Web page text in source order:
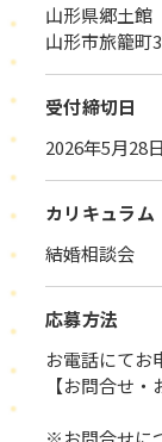
山形県郷土
山形市旅籠町
受付締切日
2026年5月28
カリキュラム
結婚相談会
応募方法
お電話にてお
【お問合せ